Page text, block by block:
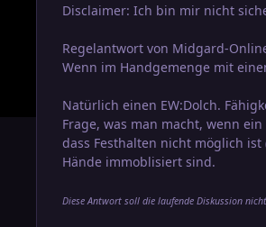
Disclaimer: Ich bin mir nicht
Regelantwort von Midgard-
Wenn im Handgemenge mit
Natürlich einen EW:Dolch.
Frage, was man macht, wenn
dass Festhalten nicht möglich
Hände immoblisiert sind.
Diese Antwort soll die laufende Diskussion